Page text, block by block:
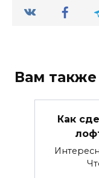
Вам
Как